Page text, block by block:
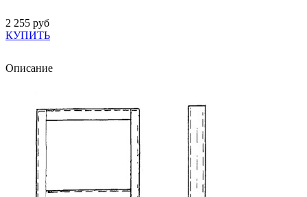
2 255 руб
КУПИТЬ
Описание